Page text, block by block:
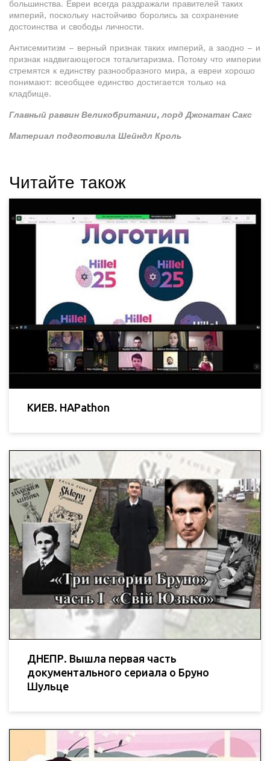
большинства. Евреи всегда раздражали правителей таких
империй, поскольку настойчиво боролись за сохранение
достоинства и свободы личности.
Антисемитизм – верный признак таких империй, а заодно – и
признак надвигающегося тоталитаризма. Потому что империи
стремятся к единству разнообразного мира, а евреи хорошо
понимают: всеобщее единство достигается только на
кладбище.
Главный раввин Великобритании, лорд Джонатан Сакс
Материал подготовила Шейндл Кроль
Читайте також
КИЕВ. HAPathon
ДНЕПР. Вышла первая часть
документального сериала о Бруно
Шульце